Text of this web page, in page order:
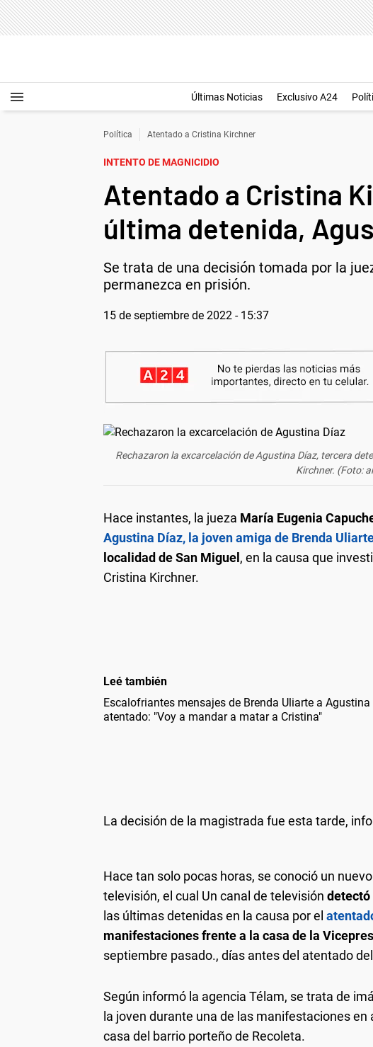
Últimas Noticias Exclusivo A24
Política Atentado a Cristina Kirchner
INTENTO DE MAGNICIDIO
Atentado a Cristina
última detenida,
Se trata de una decisión tomada por la
permanezca en prisión.
15 de septiembre de 2022 - 15:37
Rechazaron la excarcelación de Agustina Díaz, tercera
Kirchner. (Foto:
Hace instantes, la jueza María Eugenia
Agustina Díaz, la joven amiga de Brenda
localidad de San Miguel, en la causa que
Cristina Kirchner.
Leé también
Escalofriantes mensajes de Brenda Uliarte a
atentado: "Voy a mandar a matar a Cristina"
La decisión de la magistrada fue esta tarde,
Hace tan solo pocas horas, se conoció un
televisión, el cual Un canal de televisión detectó
las últimas detenidas en la causa por el
manifestaciones frente a la casa de la
septiembre pasado., días antes del atentado
Según informó la agencia Télam, se trata de
la joven durante una de las manifestaciones
casa del barrio porteño de Recoleta.